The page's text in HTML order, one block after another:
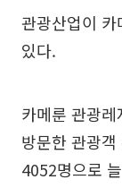
관광산업이
있다.
카메룬 관광
방문한 관광
4052명으로